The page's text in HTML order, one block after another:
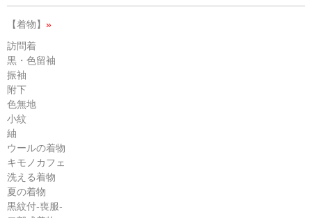
【着物】 »
訪問着
黒・色留袖
振袖
附下
色無地
小紋
紬
ウールの着物
キモノカフェ
洗える着物
夏の着物
黒紋付-喪服-